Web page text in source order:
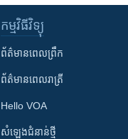
កម្មវិធី​វិទ្យុ
ព័ត៌មាន​ពេល​ព្រឹក
ព័ត៌មាន​​ពេល​រាត្រី
Hello VOA
សំឡេង​ជំនាន់​ថ្មី